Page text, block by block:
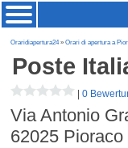
Oraridiapertura24»Orari di apertura a
Poste
|0
Via Antonio
62025 Pioraco